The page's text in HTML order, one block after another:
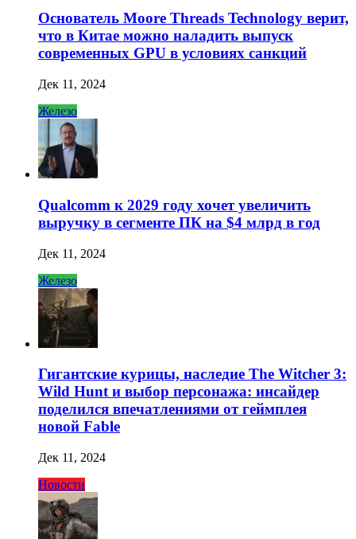
Основатель Moore Threads Technology верит,
что в Китае можно наладить выпуск
современных GPU в условиях санкций
Дек 11, 2024
Железо
Qualcomm к 2029 году хочет увеличить
выручку в сегменте ПК на $4 млрд в год
Дек 11, 2024
Железо
Гигантские курицы, наследие The Witcher 3:
Wild Hunt и выбор персонажа: инсайдер
поделился впечатлениями от геймплея
новой Fable
Дек 11, 2024
Новости